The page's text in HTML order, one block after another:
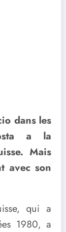
dans les
a la
Mais
avec son
qui a
1980, a